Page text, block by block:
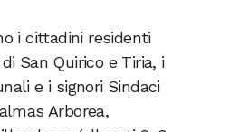
i cittadini residenti
San Quirico e Tiria, i
e i signori Sindaci
Arborea,